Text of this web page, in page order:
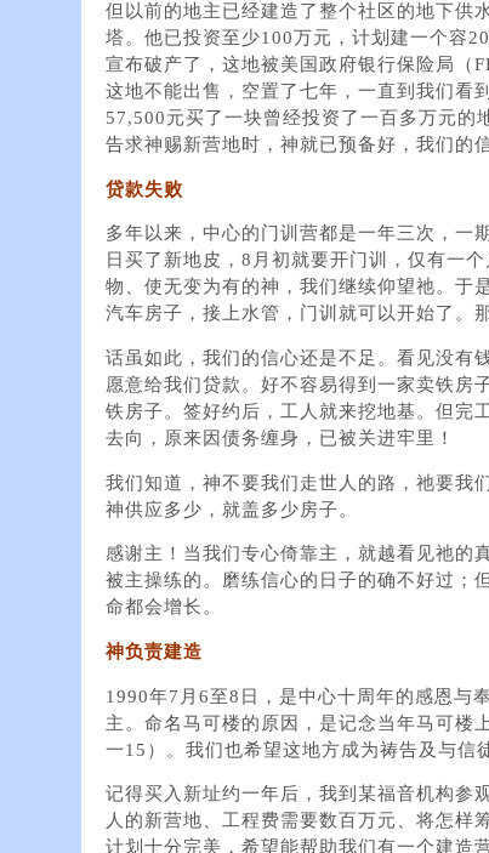
但以前的地主已经建造了整个社区的地下供
塔。他已投资至少100万元，计划建一个容
宣布破产了，这地被美国政府银行保险局（
这地不能出售，空置了七年，一直到我们看
57,500元买了一块曾经投资了一百多万元的
告求神赐新营地时，神就已预备好，我们的
贷款失败
多年以来，中心的门训营都是一年三次，一
日买了新地皮，8月初就要开门训，仅有一
物、使无变为有的神，我们继续仰望祂。于
汽车房子，接上水管，门训就可以开始了。
话虽如此，我们的信心还是不足。看见没有
愿意给我们贷款。好不容易得到一家卖铁房
铁房子。签好约后，工人就来挖地基。但完
去向，原来因债务缠身，已被关进牢里！
我们知道，神不要我们走世人的路，祂要我
神供应多少，就盖多少房子。
感谢主！当我们专心倚靠主，就越看见祂的
被主操练的。磨练信心的日子的确不好过；
命都会增长。
神负责建造
1990年7月6至8日，是中心十周年的感恩与
主。命名马可楼的原因，是记念当年马可楼
一15）。我们也希望这地方成为祷告及与信
记得买入新址约一年后，我到某福音机构参
人的新营地、工程费需要数百万元、将怎
计划十分完美，希望能帮助我们有一个建造